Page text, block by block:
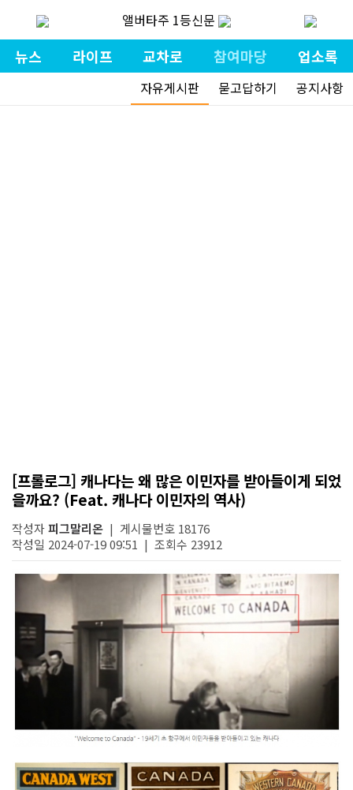
앨버타주 1등신문
뉴스 라이프 교차로 참여마당 업소록
자유게시판 묻고답하기 공지사항
[프롤로그] 캐나다는 왜 많은 이민자를 받아들이게 되었
을까요? (Feat. 캐나다 이민자의 역사)
작성자피그말리온 | 게시물번호 18176
작성일 2024-07-19 09:51 | 조회수 23912